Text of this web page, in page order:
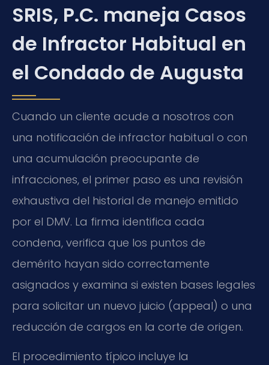
SRIS, P.C. maneja Casos
de Infractor Habitual en
el Condado de Augusta
Cuando un cliente acude a nosotros con
una notificación de infractor habitual o con
una acumulación preocupante de
infracciones, el primer paso es una revisión
exhaustiva del historial de manejo emitido
por el DMV. La firma identifica cada
condena, verifica que los puntos de
demérito hayan sido correctamente
asignados y examina si existen bases legales
para solicitar un nuevo juicio (appeal) o una
reducción de cargos en la corte de origen.
El procedimiento típico incluye la